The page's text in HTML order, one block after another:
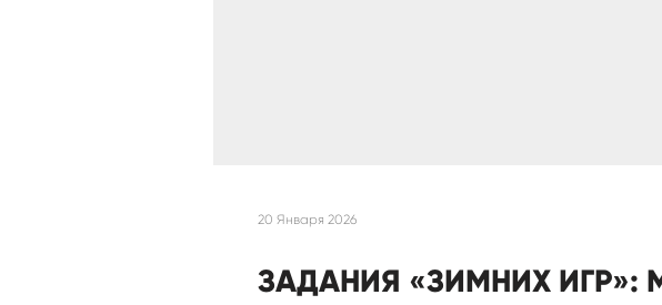
20 Января 2026
ЗАДАНИЯ «ЗИМНИХ ИГР»: